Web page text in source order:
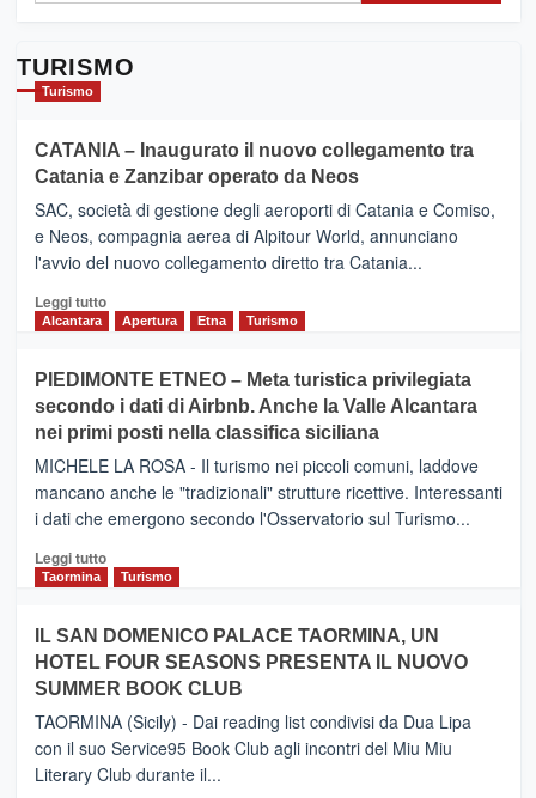
TURISMO
Turismo
CATANIA – Inaugurato il nuovo collegamento tra
Catania e Zanzibar operato da Neos
SAC, società di gestione degli aeroporti di Catania e Comiso,
e Neos, compagnia aerea di Alpitour World, annunciano
l'avvio del nuovo collegamento diretto tra Catania...
Leggi tuttoLeggi
CATANIA
–
Inaugurato
il
nuovo
collegamento
tra
e
Zanzibar
da
Neos
Alcantara Apertura Etna Turismo
PIEDIMONTE ETNEO – Meta turistica privilegiata
secondo i dati di Airbnb. Anche la Valle Alcantara
nei primi posti nella classifica siciliana
MICHELE LA ROSA - Il turismo nei piccoli comuni, laddove
mancano anche le "tradizionali" strutture ricettive. Interessanti
i dati che emergono secondo l'Osservatorio sul Turismo...
Leggi tuttoLeggi
PIEDIMONTE
ETNEO
–
Meta
turistica
privilegiata
secondo
Taormina Turismo
IL SAN DOMENICO PALACE TAORMINA, UN
HOTEL FOUR SEASONS PRESENTA IL NUOVO
SUMMER BOOK CLUB
TAORMINA (Sicily) - Dai reading list condivisi da Dua Lipa
con il suo Service95 Book Club agli incontri del Miu Miu
Literary Club durante il...